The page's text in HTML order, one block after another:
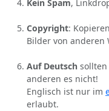
Kein Spam,
Copyright:
Bilder von anderen
Auf Deutsch sollten
anderen es nicht!
Englisch ist nur im
erlaubt.